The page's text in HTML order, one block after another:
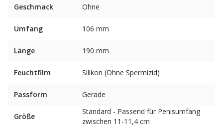
Geschmack Ohne
Umfang 106 mm
Länge 190 mm
Feuchtfilm Silikon (Ohne Spermizid)
Passform Gerade
Größe
Standard - Passend für Penisumfang
zwischen 11-11,4 cm